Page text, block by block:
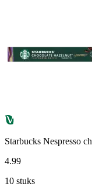
Starbucks Nespresso
4.99
10 stuks